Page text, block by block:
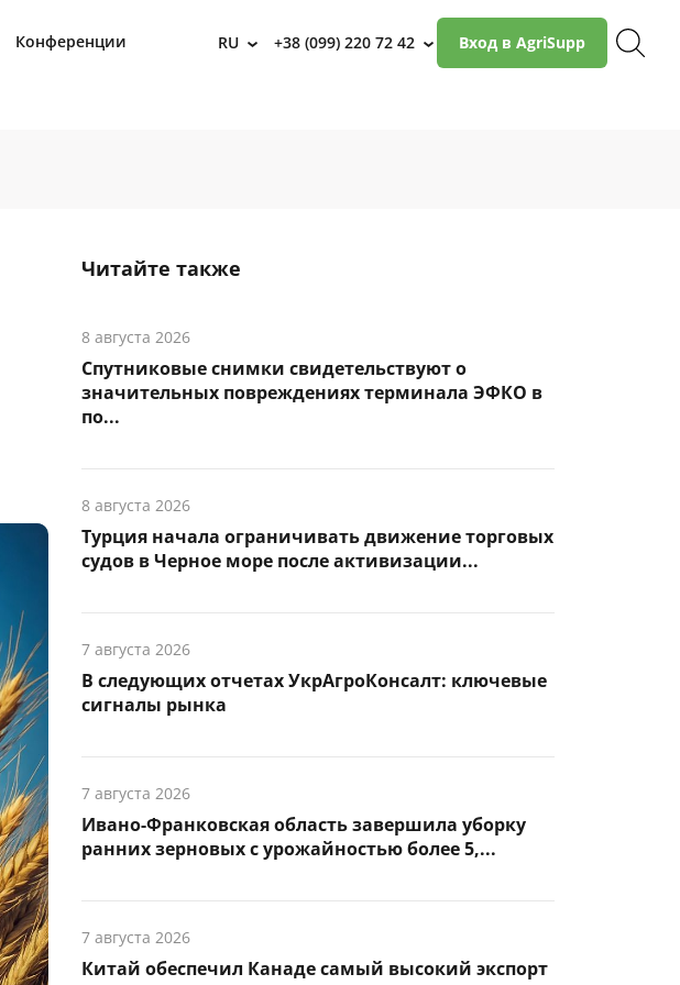
Конференции RU › +38 (099) 220 72 42 › Вход в AgriSupp
Читайте также
8 августа 2026
Спутниковые снимки свидетельствуют о
значительных повреждениях терминала ЭФКО в
по...
8 августа 2026
Турция начала ограничивать движение торговых
судов в Черное море после активизации...
7 августа 2026
В следующих отчетах УкрАгроКонсалт: ключевые
сигналы рынка
7 августа 2026
Ивано-Франковская область завершила уборку
ранних зерновых с урожайностью более 5,...
7 августа 2026
Китай обеспечил Канаде самый высокий экспорт